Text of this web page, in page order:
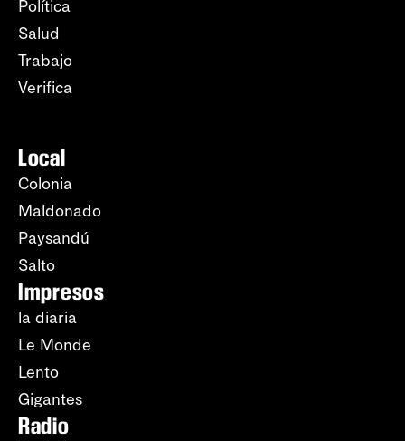
Política
Salud
Trabajo
Verifica
Local
Colonia
Maldonado
Paysandú
Salto
Impresos
la diaria
Le Monde
Lento
Gigantes
Radio